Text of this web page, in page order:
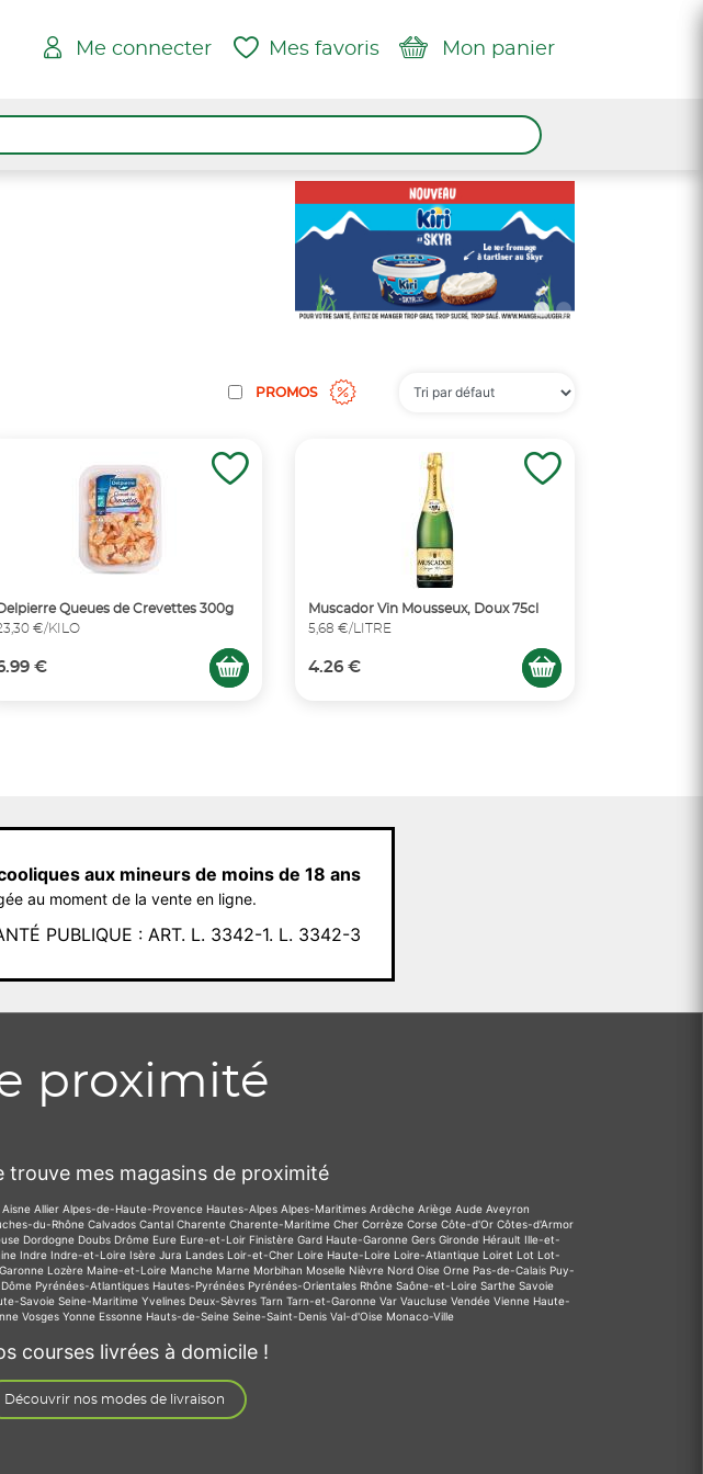
Me connecter Mes favoris Mon panier
PROMOS
Queues de Crevettes 300g
€/KILO
€
Muscador Vin Mousseux, Doux 75cl
5,68 €/LITRE
4.26 €
aux mineurs de moins de 18 ans
au moment de la vente en ligne.
PUBLIQUE : ART. L. 3342-1. L. 3342-3
proximité
trouve mes magasins de proximité
Aisne Allier Alpes-de-Haute-Provence Hautes-Alpes Alpes-Maritimes Ardèche Ariège Aude Aveyron
du-Rhône Calvados Cantal Charente Charente-Maritime Cher Corrèze Corse Côte-d'Or Côtes-d'Armor
Dordogne Doubs Drôme Eure Eure-et-Loir Finistère Gard Haute-Garonne Gers Gironde Hérault Ille-et-
Indre Indre-et-Loire Isère Jura Landes Loir-et-Cher Loire Haute-Loire Loire-Atlantique Loiret Lot Lot-
Lozère Maine-et-Loire Manche Marne Morbihan Moselle Nièvre Nord Oise Orne Pas-de-Calais Puy-
Pyrénées-Atlantiques Hautes-Pyrénées Pyrénées-Orientales Rhône Saône-et-Loire Sarthe Savoie
Savoie Seine-Maritime Yvelines Deux-Sèvres Tarn Tarn-et-Garonne Var Vaucluse Vendée Vienne Haute-
Vosges Yonne Essonne Hauts-de-Seine Seine-Saint-Denis Val-d'Oise Monaco-Ville
courses livrées à domicile !
Découvrir nos modes de livraison